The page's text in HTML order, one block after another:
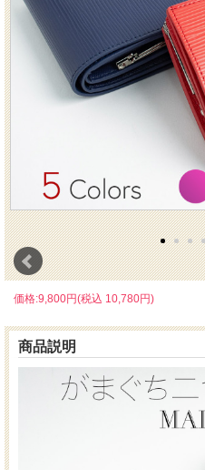
価格:9,800円(税込 10,780円)
商品説明